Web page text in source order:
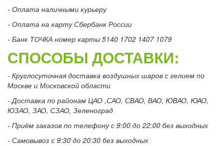
- Оплата наличными курьеру
- Оплата на карту Сбербанк России
- Банк ТОЧКА номер карты 5140 1702 1407 1079
СПОСОБЫ ДОСТАВКИ:
- Круглосуточная доставка воздушных шаров с гелием по
Москве и Московской области
- Доставка по районам ЦАО ,САО, СВАО, ВАО, ЮВАО, ЮАО,
ЮЗАО, ЗАО, СЗАО, Зеленоград
- Приём заказов по телефону с 9:00 до 22:00 без выходных
- Самовывоз с 9:30 до 20:30 без выходных